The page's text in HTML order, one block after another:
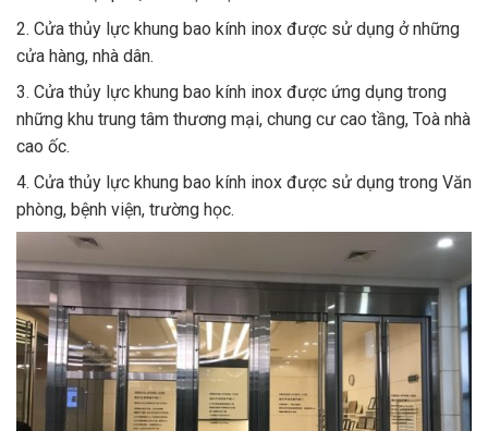
2. Cửa thủy lực khung bao kính inox được sử dụng ở những
cửa hàng, nhà dân.
3. Cửa thủy lực khung bao kính inox được ứng dụng trong
những khu trung tâm thương mại, chung cư cao tầng, Toà nhà
cao ốc.
4. Cửa thủy lực khung bao kính inox được sử dụng trong Văn
phòng, bệnh viện, trường học.